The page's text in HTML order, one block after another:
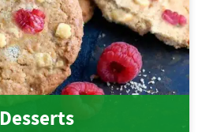
Desserts